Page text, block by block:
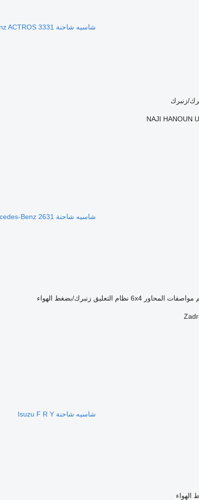
شاسيه شاحنة Mercedes-Benz ACTROS 3331
زنبرك
NAJI HANOUN
شاسيه شاحنة Mercedes-Benz 2631
مواصفات المحاور 6x4 نظام التعليق زنبرك/بضغط الهواء
شاسيه شاحنة Isuzu F R Y
الهواء